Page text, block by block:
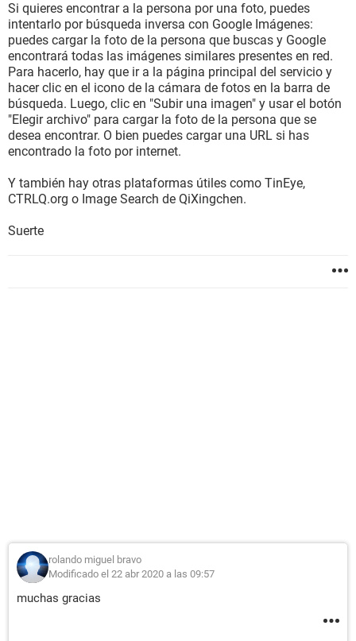
Si quieres encontrar a la persona por una foto, puedes
intentarlo por búsqueda inversa con Google Imágenes:
puedes cargar la foto de la persona que buscas y Google
encontrará todas las imágenes similares presentes en red.
Para hacerlo, hay que ir a la página principal del servicio y
hacer clic en el icono de la cámara de fotos en la barra de
búsqueda. Luego, clic en "Subir una imagen" y usar el botón
"Elegir archivo" para cargar la foto de la persona que se
desea encontrar. O bien puedes cargar una URL si has
encontrado la foto por internet.
Y también hay otras plataformas útiles como TinEye,
CTRLQ.org o Image Search de QiXingchen.
Suerte
rolando miguel bravo
Modificado el 22 abr 2020 a las 09:57
muchas gracias